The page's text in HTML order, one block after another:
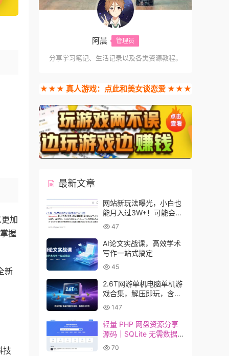
加
握
新
技
阿晨 管理员
分享学习笔记、生活记录以及各类资源教程。
★★★ 真人游戏：点此和美女谈恋爱 ★★★
最新文章
网站新玩法曝光，小白也
能月入过3W+！可能会得
罪收费的人
47
AI论文实战课，高效学术
写作一站式搞定
45
2.6T网游单机电脑单机游
戏合集，解压即玩，含百
款热门大作｜免费下载
147
轻量 PHP 网盘资源分享
源码｜SQLite 无需数据
库，开箱即用网盘资源站
程序
70